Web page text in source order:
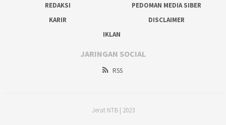
REDAKSI
PEDOMAN MEDIA SIBER
KARIR
DISCLAIMER
IKLAN
JARINGAN SOCIAL
RSS
Jerat NTB | 2023